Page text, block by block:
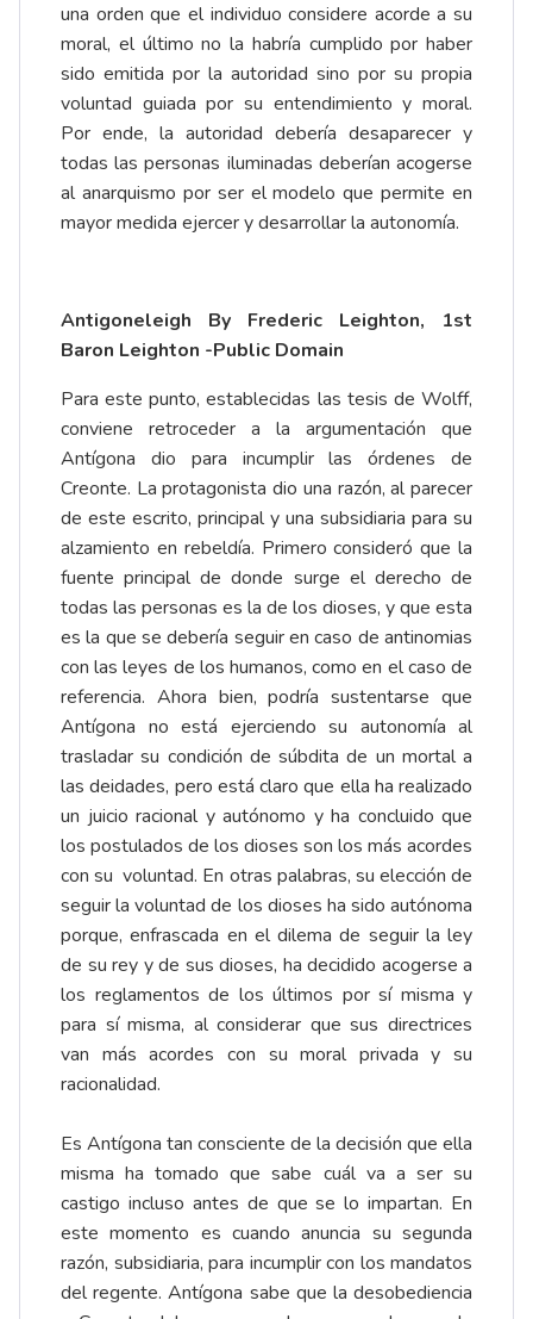
una orden que el individuo considere acorde a su
moral, el último no la habría cumplido por haber
sido emitida por la autoridad sino por su propia
voluntad guiada por su entendimiento y moral.
Por ende, la autoridad debería desaparecer y
todas las personas iluminadas deberían acogerse
al anarquismo por ser el modelo que permite en
mayor medida ejercer y desarrollar la autonomía.
Antigoneleigh By Frederic Leighton, 1st
Baron Leighton -Public Domain
Para este punto, establecidas las tesis de Wolff,
conviene retroceder a la argumentación que
Antígona dio para incumplir las órdenes de
Creonte. La protagonista dio una razón, al parecer
de este escrito, principal y una subsidiaria para su
alzamiento en rebeldía. Primero consideró que la
fuente principal de donde surge el derecho de
todas las personas es la de los dioses, y que esta
es la que se debería seguir en caso de antinomias
con las leyes de los humanos, como en el caso de
referencia. Ahora bien, podría sustentarse que
Antígona no está ejerciendo su autonomía al
trasladar su condición de súbdita de un mortal a
las deidades, pero está claro que ella ha realizado
un juicio racional y autónomo y ha concluido que
los postulados de los dioses son los más acordes
con su voluntad. En otras palabras, su elección de
seguir la voluntad de los dioses ha sido autónoma
porque, enfrascada en el dilema de seguir la ley
de su rey y de sus dioses, ha decidido acogerse a
los reglamentos de los últimos por sí misma y
para sí misma, al considerar que sus directrices
van más acordes con su moral privada y su
racionalidad.
Es Antígona tan consciente de la decisión que ella
misma ha tomado que sabe cuál va a ser su
castigo incluso antes de que se lo impartan. En
este momento es cuando anuncia su segunda
razón, subsidiaria, para incumplir con los mandatos
del regente. Antígona sabe que la desobediencia